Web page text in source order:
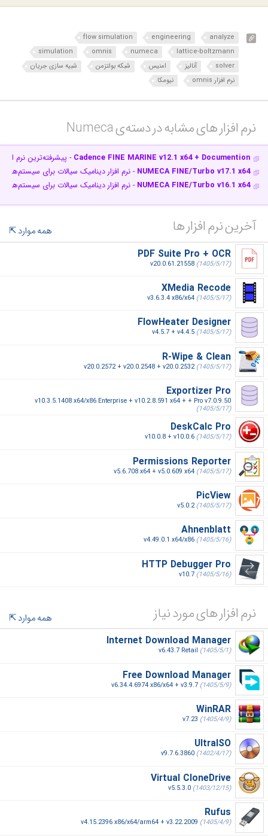
analyze
engineering
flow simulation
lattice-boltzmann
numeca
omnis
simulation
solver
آنالیز امنیس شبکه بولتزمن
شبیه‌ سازی جریان
نرم افزار omnis
نیومکا
نرم افزار های مشابه در دسته‌ی‌ Numeca‎
Cadence FINE MARINE v12.1 x64 + Documention - پیشرفته‌ترین نرم
NUMECA FINE/Turbo v17.1 x64 - نرم افزار دینامیک سیالات برای سیستم‌های
NUMECA FINE/Turbo v16.1 x64 - نرم افزار دینامیک سیالات برای سیستم‌های
آخرین نرم افزار ها
همه موارد
PDF Suite Pro + OCR
v20.0.61.21558 (1405/5/17)
XMedia Recode
v3.6.3.4 x86/x64 (1405/5/17)
FlowHeater Designer
v4.5.7 + v4.4.5 (1405/5/17)
R-Wipe & Clean
v20.0.2572 + v20.0.2548 + v20.0.2532(1405/5/17)
Exportizer Pro
v10.3.5.1408 x64/x86 Enterprise + v10.2.8.591 x64 + + Pro v7.0.9.50
(1405/5/17)
DeskCalc Pro
v10.0.8 + v10.0.6 (1405/5/17)
Permissions Reporter
v5.6.708 x64 + v5.0.609 x64 (1405/5/17)
PicView
v5.0.2(1405/5/17)
Ahnenblatt
v4.49.0.1 x64/x86 (1405/5/16)
HTTP Debugger Pro
v10.7 (1405/5/16)
نرم افزار های مورد نیاز
همه موارد
Internet Download Manager
v6.43.7 Retail (1405/5/1)
Free Download Manager
v6.34.4.6974 x86/x64 + v3.9.7 (1405/5/9)
WinRAR
v7.23 (1405/4/9)
UltraISO
v9.7.6.3860 (1402/4/17)
Virtual CloneDrive
v5.5.3.0 (1403/12/15)
Rufus
v4.15.2396 x86/x64/arm64 + v3.22.2009 (1405/4/9)